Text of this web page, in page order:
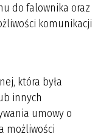
do falownika oraz
komunikacji
która była
innych
umowy o
możliwości